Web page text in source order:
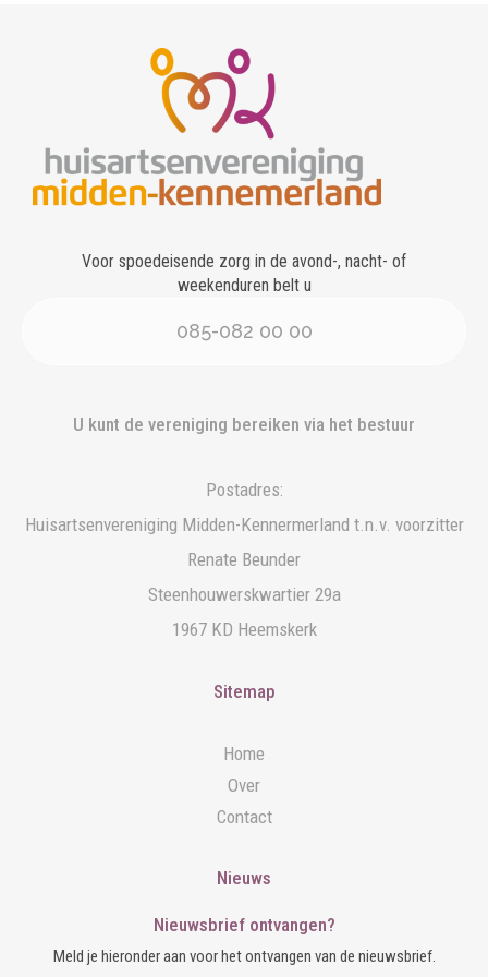
Voor spoedeisende zorg in de avond-, nacht- of
weekenduren belt u
085-082 00 00
U kunt de vereniging bereiken via het bestuur
Postadres:
Huisartsenvereniging Midden-Kennermerland t.n.v. voorzitter
Renate Beunder
Steenhouwerskwartier 29a
1967 KD Heemskerk
Sitemap
Home
Over
Contact
Nieuws
Nieuwsbrief ontvangen?
Meld je hieronder aan voor het ontvangen van de nieuwsbrief.